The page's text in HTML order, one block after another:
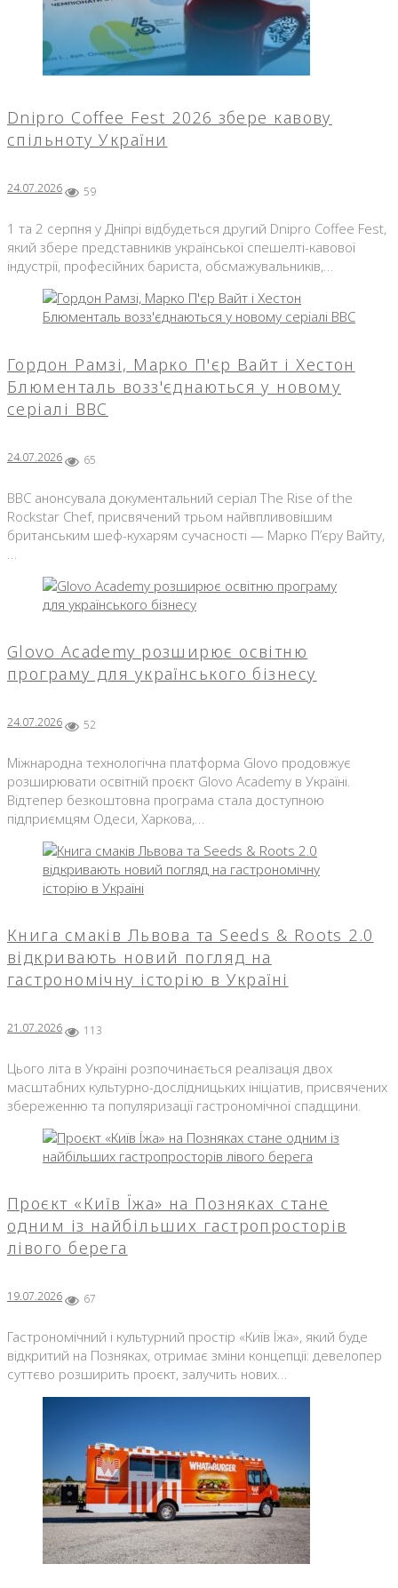
Dnipro Coffee Fest 2026 збере кавову
спільноту України
24.07.2026 59
1 та 2 серпня у Дніпрі відбудеться другий Dnipro Coffee Fest,
який збере представників української спешелті-кавової
індустрії, професійних бариста, обсмажувальників,…
Гордон Рамзі, Марко П'єр Вайт і Хестон
Блюменталь возз'єднаються у новому
серіалі BBC
24.07.2026 65
BBC анонсувала документальний серіал The Rise of the
Rockstar Chef, присвячений трьом найвпливовішим
британським шеф-кухарям сучасності — Марко П’єру Вайту,
Glovo Academy розширює освітню
програму для українського бізнесу
24.07.2026 52
Міжнародна технологічна платформа Glovo продовжує
розширювати освітній проєкт Glovo Academy в Україні.
Відтепер безкоштовна програма стала доступною
підприємцям Одеси, Харкова,…
Книга смаків Львова та Seeds & Roots 2.0
відкривають новий погляд на
гастрономічну історію в Україні
21.07.2026 113
Цього літа в Україні розпочинається реалізація двох
масштабних культурно-дослідницьких ініціатив, присвячених
збереженню та популяризації гастрономічної спадщини.
Проєкт «Київ Їжа» на Позняках стане
одним із найбільших гастропросторів
лівого берега
19.07.2026 67
Гастрономічний і культурний простір «Київ Їжа», який буде
відкритий на Позняках, отримає зміни концепції: девелопер
суттєво розширить проєкт, залучить нових…